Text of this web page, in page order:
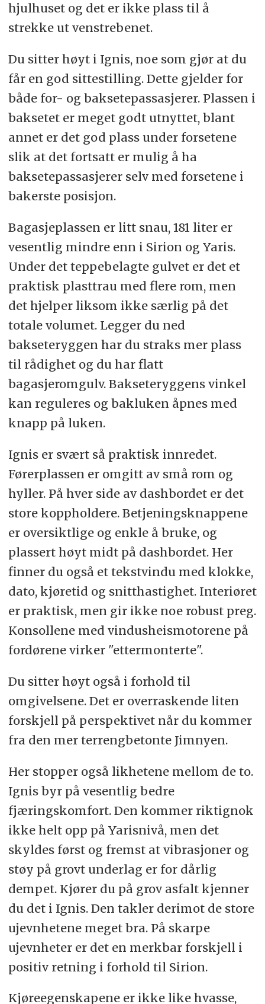
hjulhuset og det er ikke plass til å
strekke ut venstrebenet.
Du sitter høyt i Ignis, noe som gjør at du
får en god sittestilling. Dette gjelder for
både for- og baksetepassasjerer. Plassen i
baksetet er meget godt utnyttet, blant
annet er det god plass under forsetene
slik at det fortsatt er mulig å ha
baksetepassasjerer selv med forsetene i
bakerste posisjon.
Bagasjeplassen er litt snau, 181 liter er
vesentlig mindre enn i Sirion og Yaris.
Under det teppebelagte gulvet er det et
praktisk plasttrau med flere rom, men
det hjelper liksom ikke særlig på det
totale volumet. Legger du ned
bakseteryggen har du straks mer plass
til rådighet og du har flatt
bagasjeromgulv. Bakseteryggens vinkel
kan reguleres og bakluken åpnes med
knapp på luken.
Ignis er svært så praktisk innredet.
Førerplassen er omgitt av små rom og
hyller. På hver side av dashbordet er det
store koppholdere. Betjeningsknappene
er oversiktlige og enkle å bruke, og
plassert høyt midt på dashbordet. Her
finner du også et tekstvindu med klokke,
dato, kjøretid og snitthastighet. Interiøret
er praktisk, men gir ikke noe robust preg.
Konsollene med vindusheismotorene på
fordørene virker "ettermonterte".
Du sitter høyt også i forhold til
omgivelsene. Det er overraskende liten
forskjell på perspektivet når du kommer
fra den mer terrengbetonte Jimnyen.
Her stopper også likhetene mellom de to.
Ignis byr på vesentlig bedre
fjæringskomfort. Den kommer riktignok
ikke helt opp på Yarisnivå, men det
skyldes først og fremst at vibrasjoner og
støy på grovt underlag er for dårlig
dempet. Kjører du på grov asfalt kjenner
du det i Ignis. Den takler derimot de store
ujevnhetene meget bra. På skarpe
ujevnheter er det en merkbar forskjell i
positiv retning i forhold til Sirion.
Kjøreegenskapene er ikke like hvasse,